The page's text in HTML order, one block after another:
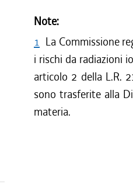
Note:
1 La Commissione
i rischi da radiazioni
articolo 2 della L.R.
sono trasferite alla
materia.